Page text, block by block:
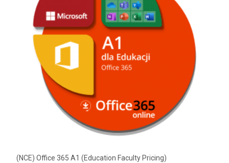
(NCE) Office 365 A1 (Education Faculty Pricing)